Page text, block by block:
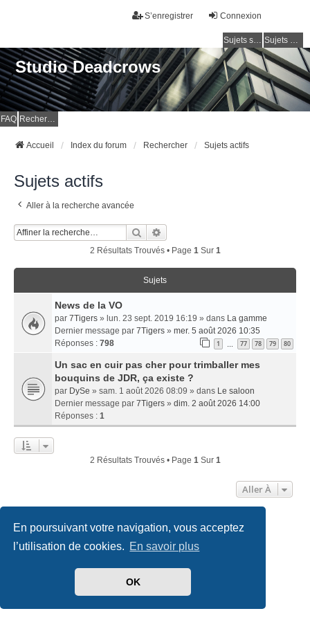
En poursuivant votre navigation, vous acceptez
l’utilisation de cookies. En savoir plus
OK
Connexion
S’enregistrer
Sujets sans réponse Sujets actifs
Studio Deadcrows
FAQ Rechercher
Accueil Index du forum Rechercher Sujets actifs
Sujets actifs
Aller à la recherche avancée
Rechercher
2 Résultats Trouvés • Page 1Sur 1
Sujets
News de la VO
par 7Tigers » lun. 23 sept. 2019 16:19 » dans La gamme
Dernier message par 7Tigers » mer. 5 août 2026 10:35
Réponses : 798 1 77 78 79 80
Un sac en cuir pas cher pour trimballer mes
bouquins de JDR, ça existe ?
par DySe » sam. 1 août 2026 08:09 » dans Le saloon
Dernier message par 7Tigers » dim. 2 août 2026 14:00
Réponses : 1
2 Résultats Trouvés • Page 1Sur 1
Aller À
Accueil Index du forum Nous contacter
phpBB-fr.com
created by INVENTEA & v12mike
Conditions